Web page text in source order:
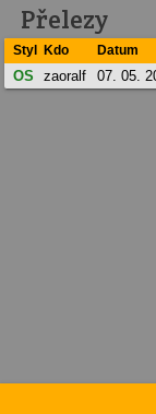
Přelezy
Styl Kdo Datum
OS zaoralf 07. 05.